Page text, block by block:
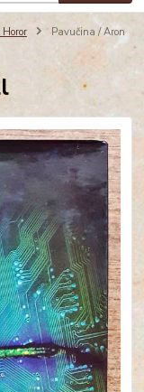
Pavučina / Aron